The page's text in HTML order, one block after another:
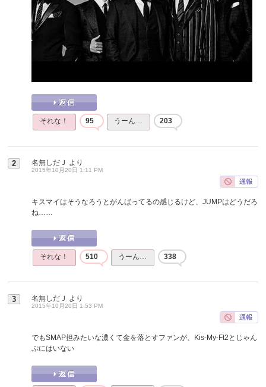
それな！ 95 うーん… 203
2 名無しだＪ より
2015年10月20日 1:11 PM
キスマイはそうなろうとがんばってるの感じるけど、JUMPはどうだろ
ね……
それな！ 510 うーん… 338
3 名無しだＪ より
2015年10月20日 1:53 PM
でもSMAP担みたいな濃くて金を落とすファンが、Kis-My-Ft2とじゃん
ぷにはいない